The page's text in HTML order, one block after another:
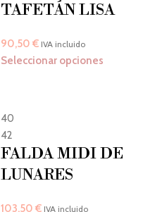
TAFETÁN LISA
90,50 € IVA incluido
Seleccionar opciones
40
42
FALDA MIDI DE
LUNARES
103,50 € IVA incluido